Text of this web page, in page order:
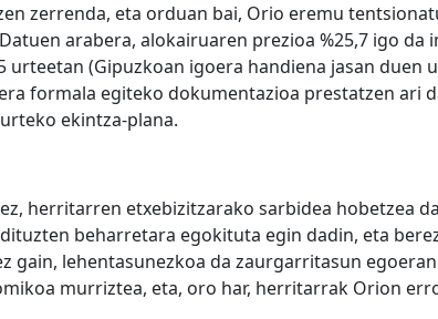
zerrenda, eta orduan bai, Orio eremu
arabera, alokairuaren prezioa %25,7 igo
urteetan (Gipuzkoan igoera handiena jasan duen
formala egiteko dokumentazioa prestatzen ari
ekintza-plana.
herritarren etxebizitzarako sarbidea hobetzea
beharretara egokituta egin dadin, eta
gain, lehentasunezkoa da zaurgarritasun
murriztea, eta, oro har, herritarrak Orion